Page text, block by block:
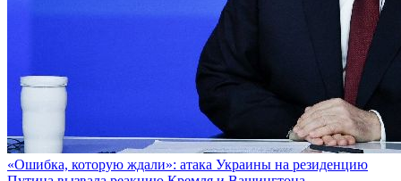
«Ошибка, которую ждали»: атакa Украины на резиденцию